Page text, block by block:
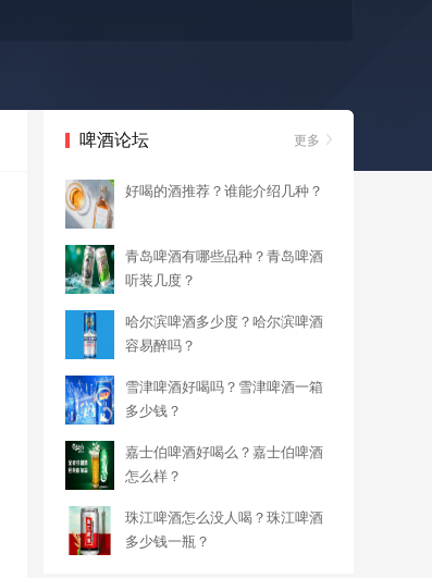
啤酒论坛 更多
好喝的酒推荐？谁能介绍几种？
青岛啤酒有哪些品种？青岛啤酒
听装几度？
哈尔滨啤酒多少度？哈尔滨啤酒
容易醉吗？
雪津啤酒好喝吗？雪津啤酒一箱
多少钱？
嘉士伯啤酒好喝么？嘉士伯啤酒
怎么样？
珠江啤酒怎么没人喝？珠江啤酒
多少钱一瓶？